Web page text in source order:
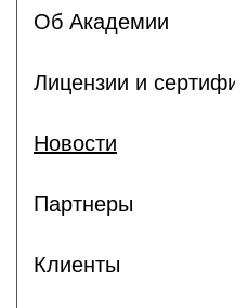
Об Академии
Лицензии и
Новости
Партнеры
Клиенты